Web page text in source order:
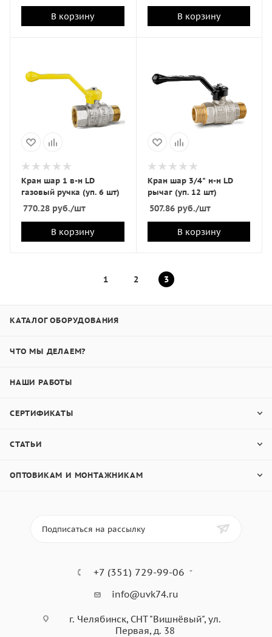
В корзину В корзину
Кран шар 1 в-н LD
газовый ручка (уп. 6 шт)
770.28 руб./шт
В корзину
Кран шар 3/4" н-н LD
рычаг (уп. 12 шт)
507.86руб./шт
В корзину
1 2 3
КАТАЛОГ ОБОРУДОВАНИЯ
ЧТО МЫ ДЕЛАЕМ?
НАШИ РАБОТЫ
СЕРТИФИКАТЫ
СТАТЬИ
ОПТОВИКАМ И МОНТАЖНИКАМ
Подписаться на рассылку
+7 (351) 729-99-06
info@uvk74.ru
г. Челябинск, СНТ "Вишнёвый", ул.
Первая, д. 38